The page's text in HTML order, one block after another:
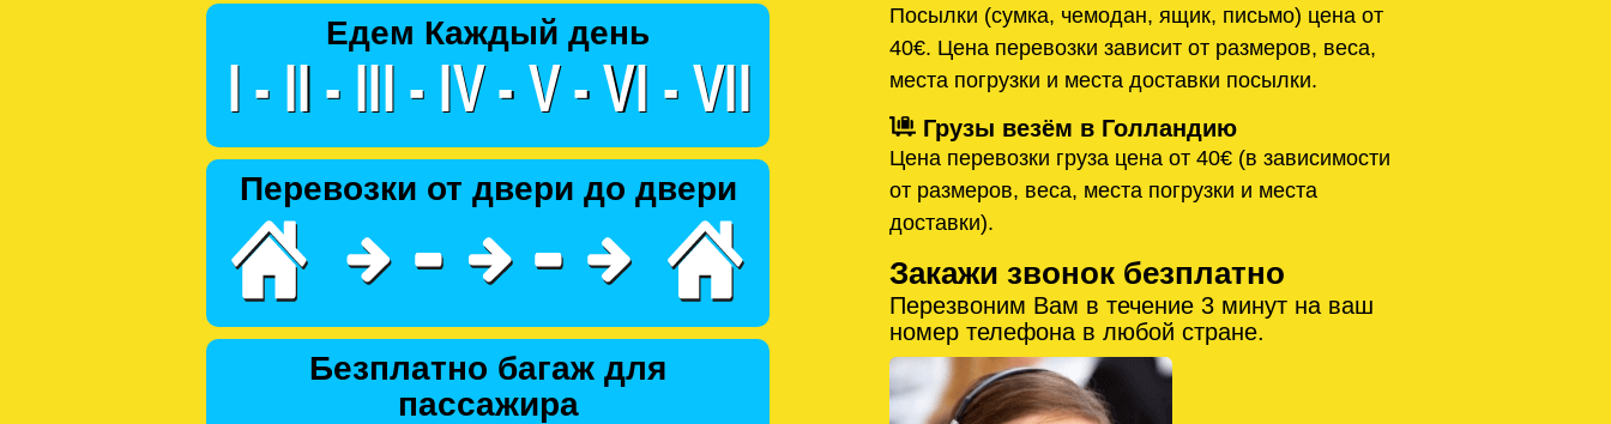
Едем Каждый день
Перевозки от двери до двери
Безплатно багаж для
пассажира
Посылки (сумка, чемодан, ящик, письмо) цена от
40€. Цена перевозки зависит от размеров, веса,
места погрузки и места доставки посылки.
Грузы везём в Голландию
Цена перевозки груза цена от 40€ (в зависимости
от размеров, веса, места погрузки и места
доставки).
Закажи звонок безплатно
Перезвоним Вам в течение 3 минут на ваш
номер телефона в любой стране.